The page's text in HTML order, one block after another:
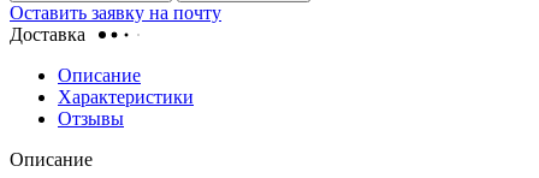
Оставить заявку на почту
Доставка
Описание
Характеристики
Отзывы
Описание